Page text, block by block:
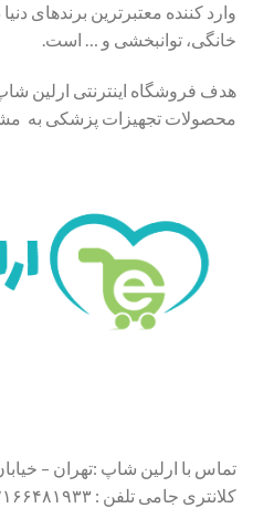
وارد کننده معتبرترین برندهای
خانگی، توانبخشی و … است.
هدف فروشگاه اینترنتی ارلین
محصولات تجهیزات پزشکی به
تماس با ارلین شاپ :تهران –
کلانتری جامی تلفن : ۰۲۱۶۶۴۸۱۹۳۳ مشاوره : ۰۹۱۹۲۰۶۵۲۳۲